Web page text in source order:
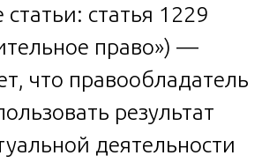
статья 1229
право») —
что правообладатель
результат
деятельности